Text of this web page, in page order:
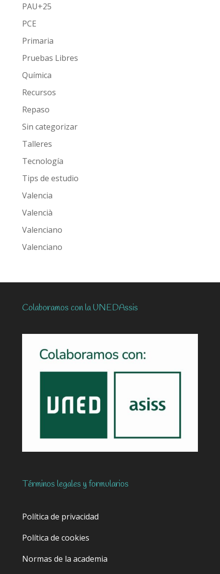
PAU+25
PCE
Primaria
Pruebas Libres
Química
Recursos
Repaso
Sin categorizar
Talleres
Tecnología
Tips de estudio
Valencia
Valencià
Valenciano
Valenciano
Colaboramos con la UNEDAssis
Términos legales y formularios
Política de privacidad
Política de cookies
Normas de la academia